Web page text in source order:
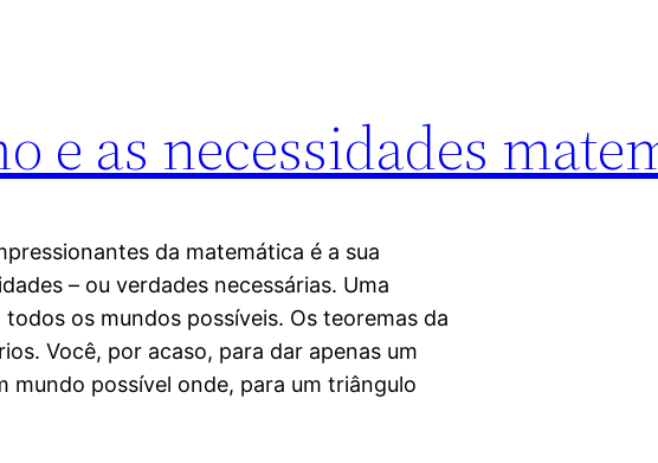
e as necessidades
da matemática é a sua
– ou verdades necessárias. Uma
os mundos possíveis. Os teoremas da
Você, por acaso, para dar apenas um
mundo possível onde, para um triângulo